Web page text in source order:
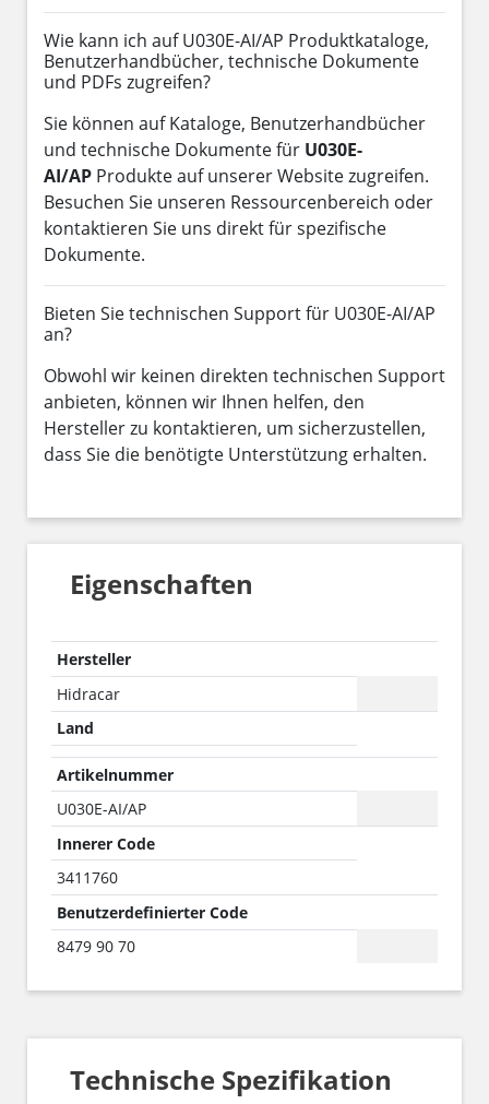
Wie kann ich auf U030E-AI/AP Produktkataloge,
Benutzerhandbücher, technische Dokumente
und PDFs zugreifen?
Sie können auf Kataloge, Benutzerhandbücher
und technische Dokumente für U030E-
AI/AP Produkte auf unserer Website zugreifen.
Besuchen Sie unseren Ressourcenbereich oder
kontaktieren Sie uns direkt für spezifische
Dokumente.
Bieten Sie technischen Support für U030E-AI/AP
an?
Obwohl wir keinen direkten technischen Support
anbieten, können wir Ihnen helfen, den
Hersteller zu kontaktieren, um sicherzustellen,
dass Sie die benötigte Unterstützung erhalten.
Eigenschaften
Hersteller
Hidracar
Land
Artikelnummer
U030E-AI/AP
Innerer Code
3411760
Benutzerdefinierter Code
8479 90 70
Technische Spezifikation